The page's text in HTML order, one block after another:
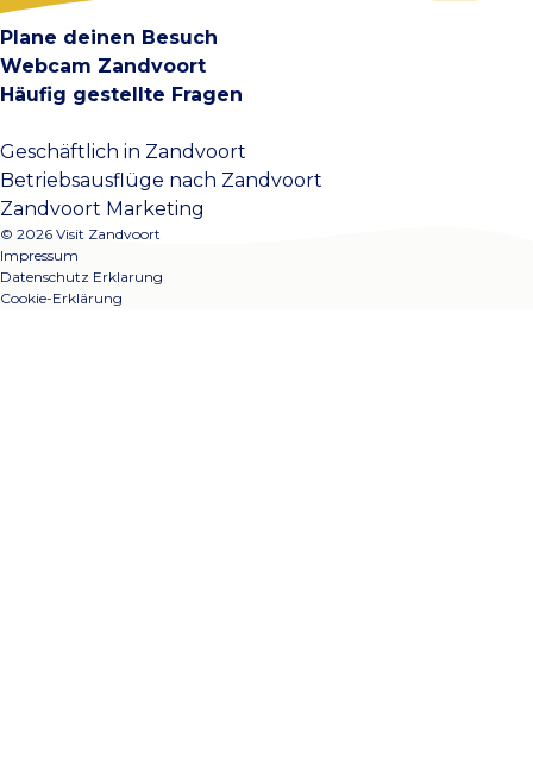
Plane deinen Besuch
Webcam Zandvoort
Häufig gestellte Fragen
Geschäftlich in Zandvoort
Betriebsausflüge nach Zandvoort
Zandvoort Marketing
© 2026 Visit Zandvoort
Impressum
Datenschutz Erklarung
Cookie-Erklärung